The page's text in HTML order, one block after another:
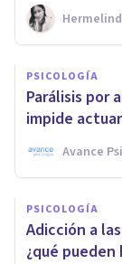
PSICOLOGÍA
Parálisis por
impide actuar
Avance
PSICOLOGÍA
Adicción a
¿qué pueden